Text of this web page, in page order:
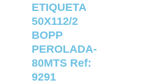
ETIQUETA
50X112/2
BOPP
PEROLADA-
80MTS Ref:
9291